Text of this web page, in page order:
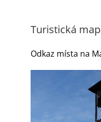
Turistická
Odkaz místa na